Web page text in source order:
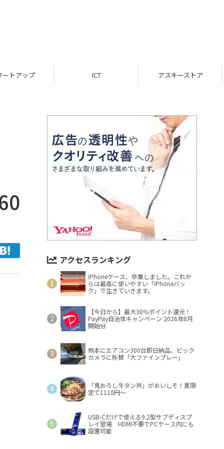
ICT アスキーストア インフォメーション
アクセスランキング
iPhoneケース、卒業しました。これか
らは最高に使いやすい「iPhoneバッ
ク」で生きていきます。
【今日から】最大30％ポイント還元！
PayPay自治体キャンペーン 2026年8月
開始分
熊本にエアコン300台即日納品、ビック
カメラに称賛「大ファインプレー」
「鬼おろし牛タン丼」がおいしそ！夏限
定で1110円～
USB-Cだけで使える9.2型サブディスプ
レイ登場 HDMI不要でPCケース内にも
設置可能